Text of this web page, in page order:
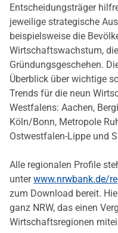
Entscheidungsträger
jeweilige strategische
beispielsweise die
Wirtschaftswachstum,
Gründungsgeschehen.
Überblick über wichtige
Trends für die neun
Westfalens: Aachen,
Köln/Bonn, Metropole
Ostwestfalen-Lippe und
Alle regionalen Profile
unterwww.nrwbank.de/
zum Download bereit.
ganz NRW, das einen
Wirtschaftsregionen